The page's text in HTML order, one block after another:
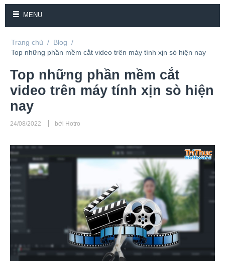
MENU
Trang chủ / Blog /
Top những phần mềm cắt video trên máy tính xịn sò hiện nay
Top những phần mềm cắt
video trên máy tính xịn sò hiện
nay
24/08/2022 bởi Hotro